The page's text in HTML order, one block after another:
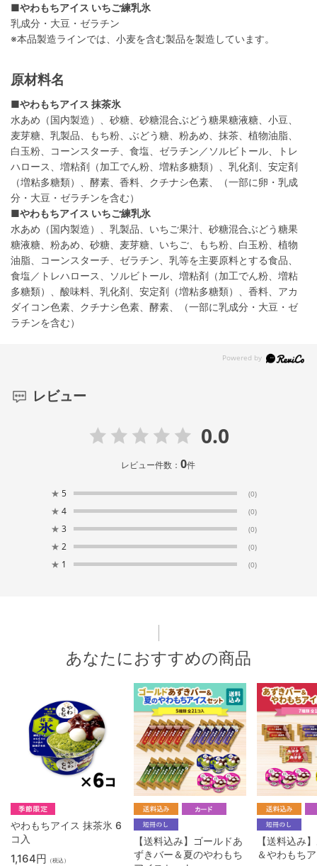
■やわもちアイス いちご練乳氷
乳成分・大豆・ゼラチン
※本品製造ラインでは、小麦を含む製品を製造しています。
原材料名
■やわもちアイス 抹茶氷
水あめ（国内製造）、砂糖、砂糖混合ぶどう糖果糖液糖、小豆、
麦芽糖、乳製品、もち粉、ぶどう糖、粉あめ、抹茶、植物油脂、
白玉粉、コーンスターチ、食塩、ゼラチン／ソルビトール、トレ
ハロース、増粘剤（加工でん粉、増粘多糖類）、乳化剤、安定剤
（増粘多糖類）、酵素、香料、クチナシ色素、（一部に卵・乳成
分・大豆・ゼラチンを含む）
■やわもちアイス いちご練乳氷
水あめ（国内製造）、乳製品、いちご果汁、砂糖混合ぶどう糖果
糖液糖、粉あめ、砂糖、麦芽糖、いちご、もち粉、白玉粉、植物
油脂、コーンスターチ、ゼラチン、乳等を主要原料とする食品、
食塩／トレハロース、ソルビトール、増粘剤（加工でん粉、増粘
多糖類）、酸味料、乳化剤、安定剤（増粘多糖類）、香料、アカ
ダイコン色素、クチナシ色素、酵素、（一部に乳成分・大豆・ゼ
ラチンを含む）
レビュー
0.0
レビュー件数：0件
★ 5 (0)
★ 4 (0)
★ 3 (0)
★ 2 (0)
★ 1 (0)
あなたにおすすめの商品
やわもちアイス 抹茶氷 6
コ入
1,164円 （税込）
【送料込み】ゴールドあ
ずきバー＆夏のやわもち
【送料込み
＆やわもち